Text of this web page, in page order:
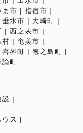
ま市
指宿市
垂水市
大崎町
西之表市
村
奄美市
喜界町
徳之島町
論町
設
ス